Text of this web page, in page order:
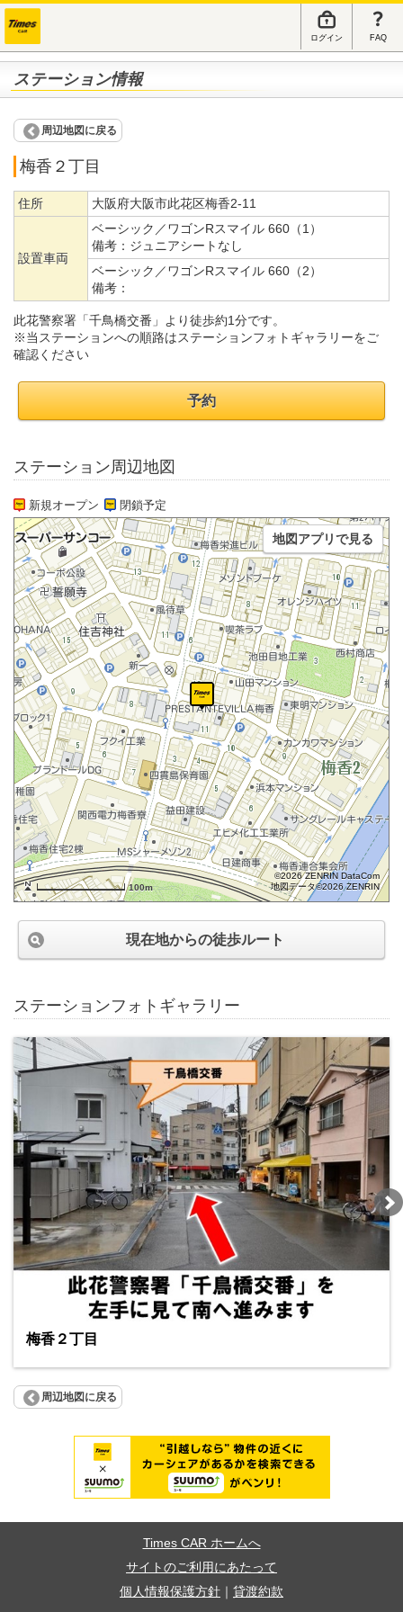
ログイン FAQ
ステーション情報
周辺地図に戻る
梅香２丁目
住所 大阪府大阪市此花区梅香2-11
設置車両
ベーシック／ワゴンRスマイル 660（1）
備考： ジュニアシートなし
ベーシック／ワゴンRスマイル 660（2）
備考：
此花警察署「千鳥橋交番」より徒歩約1分です。
※当ステーションへの順路はステーションフォトギャラリーをご
確認ください
予約
ステーション周辺地図
新規オープン 閉鎖予定
100m
©2026 ZENRIN DataCom
地図データ©2026 ZENRIN
地図アプリで見る
現在地からの徒歩ルート
ステーションフォトギャラリー
梅香２丁目
周辺地図に戻る
Times CAR ホームへ
サイトのご利用にあたって
個人情報保護方針
貸渡約款